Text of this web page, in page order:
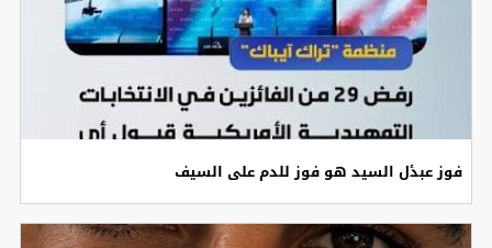
فوز عبدٔل السيد هو فوز للدم على السيف